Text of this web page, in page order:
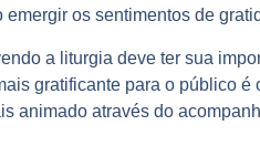
os sentimentos de
a liturgia deve ter sua
gratificante para o público
animado através do